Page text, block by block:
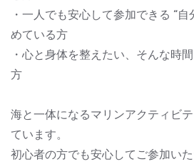
・一人でも安心して参加できる “
めている方
・心と身体を整えたい、そんな時
方
海と一体になるマリンアクティビ
ています。
初心者の方でも安心してご参加いた